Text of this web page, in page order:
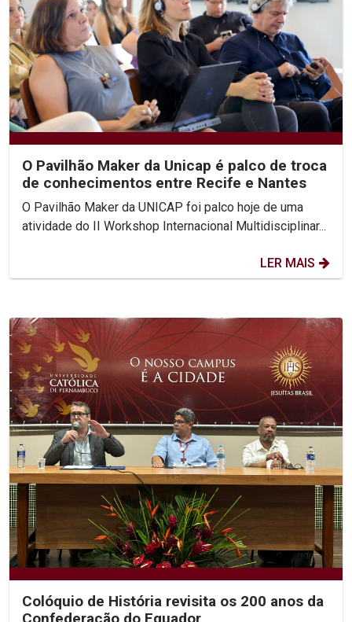
O Pavilhão Maker da Unicap é palco de troca
de conhecimentos entre Recife e Nantes
O Pavilhão Maker da UNICAP foi palco hoje de uma
atividade do II Workshop Internacional Multidisciplinar...
LER MAIS
Colóquio de História revisita os 200 anos da
Confederação do Equador